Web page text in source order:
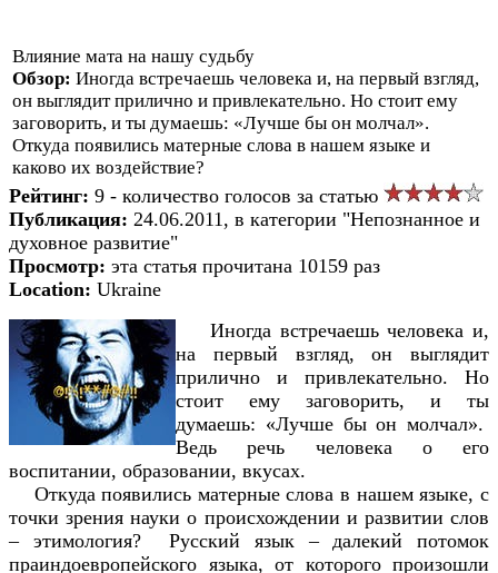
Влияние мата на нашу судьбу
Обзор: Иногда встречаешь человека и, на первый взгляд,
он выглядит прилично и привлекательно. Но стоит ему
заговорить, и ты думаешь: «Лучше бы он молчал».
Откуда появились матерные слова в нашем языке и
каково их воздействие?
Рейтинг: 9 - количество голосов за статью
Публикация: 24.06.2011, в категории "Непознанное и
духовное развитие"
Просмотр: эта статья прочитана 10159 раз
Location: Ukraine
Иногда встречаешь человека и,
на первый взгляд, он выглядит
прилично и привлекательно. Но
стоит ему заговорить, и ты
думаешь: «Лучше бы он молчал».
Ведь речь человека о его
воспитании, образовании, вкусах.
Откуда появились матерные слова в нашем языке, с
точки зрения науки о происхождении и развитии слов
– этимология? Русский язык – далекий потомок
праиндоевропейского языка, от которого произошли